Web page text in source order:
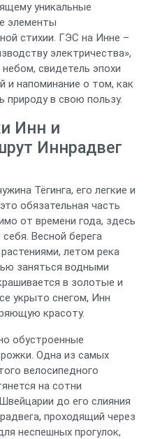
уникальные
элементы
стихии. ГЭС на Инне –
электричества»,
свидетель эпохи
и напоминание о том, как
природу в свою пользу.
Инн и
Иннрадвег
Тёгинга, его легкие и
обязательная часть
от времени года, здесь
Весной берега
летом река
заняться водными
в золотые и
укрыто снегом, Инн
красоту.
обустроенные
Одна из самых
велосипедного
на сотни
до его слияния
проходящий через
неспешных прогулок,